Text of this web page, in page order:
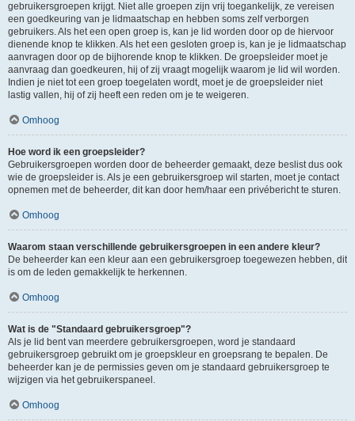
gebruikersgroepen krijgt. Niet alle groepen zijn vrij toegankelijk, ze vereisen
een goedkeuring van je lidmaatschap en hebben soms zelf verborgen
gebruikers. Als het een open groep is, kan je lid worden door op de hiervoor
dienende knop te klikken. Als het een gesloten groep is, kan je je lidmaatschap
aanvragen door op de bijhorende knop te klikken. De groepsleider moet je
aanvraag dan goedkeuren, hij of zij vraagt mogelijk waarom je lid wil worden.
Indien je niet tot een groep toegelaten wordt, moet je de groepsleider niet
lastig vallen, hij of zij heeft een reden om je te weigeren.
Omhoog
Hoe word ik een groepsleider?
Gebruikersgroepen worden door de beheerder gemaakt, deze beslist dus ook
wie de groepsleider is. Als je een gebruikersgroep wil starten, moet je contact
opnemen met de beheerder, dit kan door hem/haar een privébericht te sturen.
Omhoog
Waarom staan verschillende gebruikersgroepen in een andere kleur?
De beheerder kan een kleur aan een gebruikersgroep toegewezen hebben, dit
is om de leden gemakkelijk te herkennen.
Omhoog
Wat is de "Standaard gebruikersgroep"?
Als je lid bent van meerdere gebruikersgroepen, word je standaard
gebruikersgroep gebruikt om je groepskleur en groepsrang te bepalen. De
beheerder kan je de permissies geven om je standaard gebruikersgroep te
wijzigen via het gebruikerspaneel.
Omhoog